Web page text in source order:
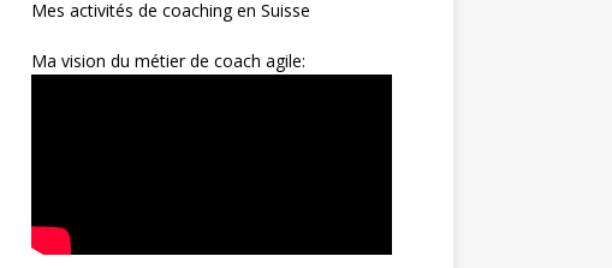
Mes activités de coaching en Suisse
Ma vision du métier de coach agile: